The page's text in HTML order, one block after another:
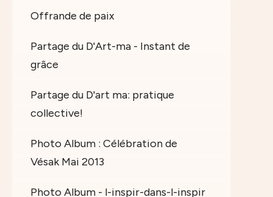
Offrande de paix
Partage du D'Art-ma - Instant de
grâce
Partage du D'art ma: pratique
collective!
Photo Album : Célébration de
Vésak Mai 2013
Photo Album - l-inspir-dans-l-inspir